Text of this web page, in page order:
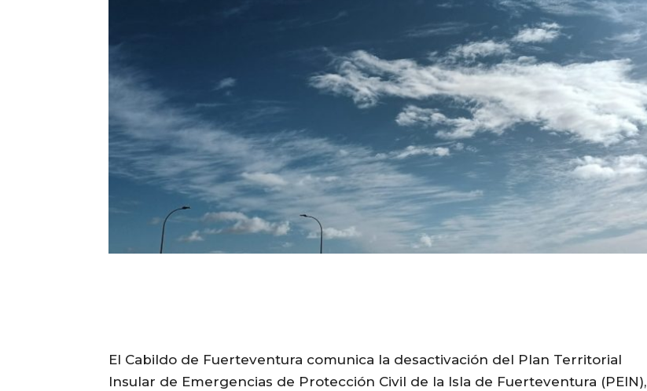
El Cabildo de Fuerteventura comunica la desactivación del Plan Territorial
Insular de Emergencias de Protección Civil de la Isla de Fuerteventura (PEIN),